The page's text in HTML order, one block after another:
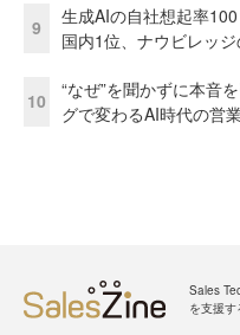
9
生成AIの自社想起率
国内1位、ナウビレッ
10
“なぜ”を聞かずに本音
グで変わるAI時代の営
Sales
を支援す